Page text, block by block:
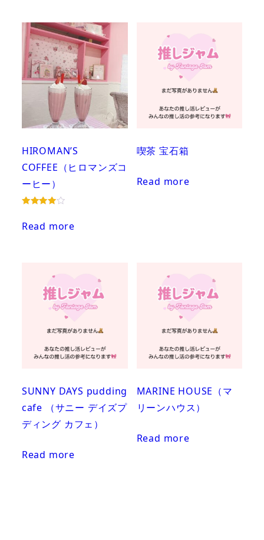
HIROMAN’S
COFFEE（ヒロマンズコ
ーヒー）
out of 5
Read more
喫茶 宝石箱
Read more
SUNNY DAYS pudding
cafe （サニー デイズプ
ディング カフェ）
Read more
MARINE HOUSE（マ
リーンハウス）
Read more